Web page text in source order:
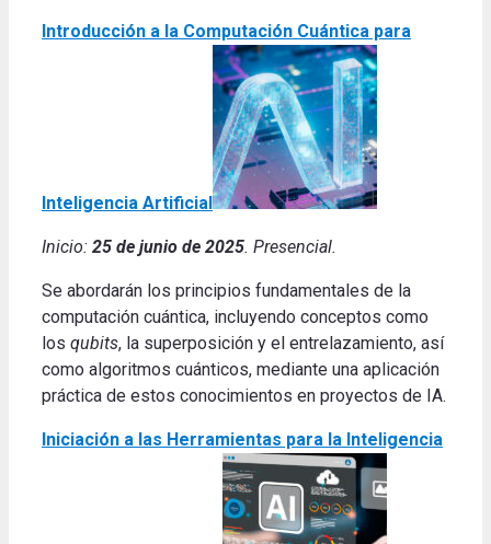
Introducción a la Computación Cuántica para
Inteligencia Artificial
Inicio: 25 de junio de 2025. Presencial.
Se abordarán los principios fundamentales de la
computación cuántica, incluyendo conceptos como
los qubits, la superposición y el entrelazamiento, así
como algoritmos cuánticos, mediante una aplicación
práctica de estos conocimientos en proyectos de IA.
Iniciación a las Herramientas para la Inteligencia